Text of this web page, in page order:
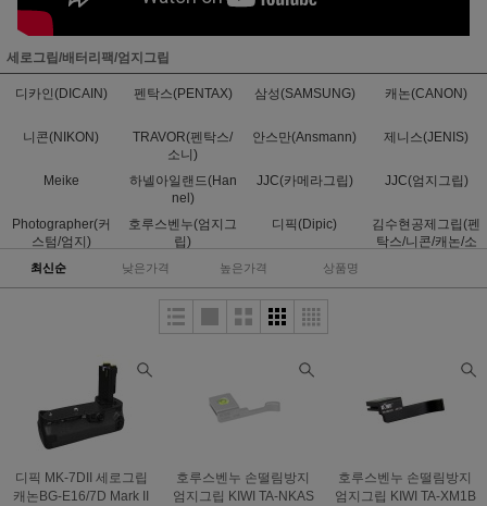
세로그립/배터리팩/엄지그립
디카인(DICAIN) 펜탁스(PENTAX) 삼성(SAMSUNG) 캐논(CANON)
니콘(NIKON)
TRAVOR(펜탁스/
소니)
안스만(Ansmann) 제니스(JENIS)
Meike
하넬아일랜드(Han
nel)
JJC(카메라그립) JJC(엄지그립)
Photographer(커
스텀/엄지)
호루스벤누(엄지그
립)
디픽(Dipic)
김수현공제그립(펜
탁스/니콘/캐논/소
최신순 낮은가격 높은가격 상품명
디픽 MK-7DII 세로그립
캐논BG-E16/7D Mark II
호루스벤누 손떨림방지
엄지그립 KIWI TA-NKAS
호루스벤누 손떨림방지
엄지그립 KIWI TA-XM1B